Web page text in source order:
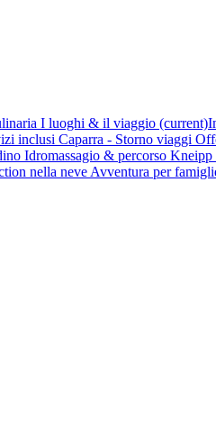
I luoghi & il viaggio (current)
inclusi Caparra - Storno viaggi
Idromassagio & percorso Kneipp
nella neve Avventura per